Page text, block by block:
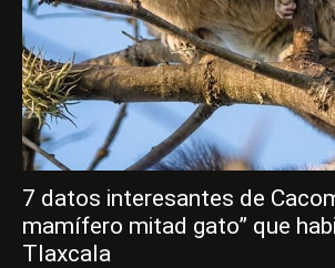
7 datos interesantes de
mamífero mitad gato” que
Tlaxcala